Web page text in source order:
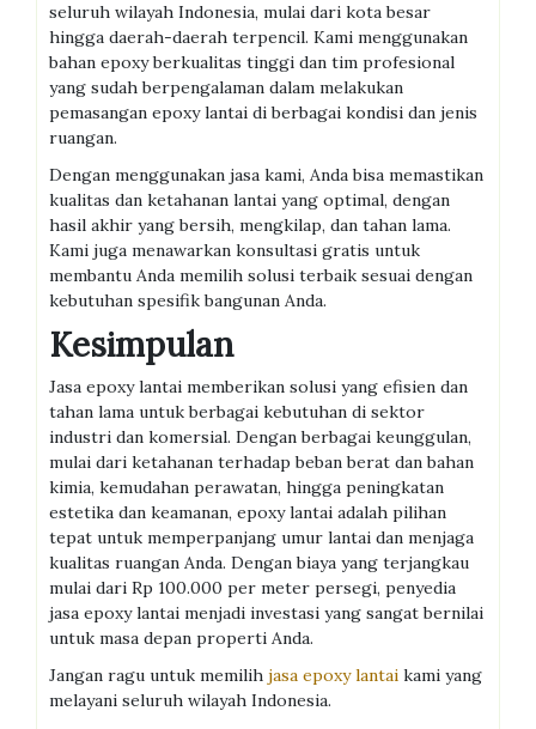
seluruh wilayah Indonesia, mulai dari kota besar
hingga daerah-daerah terpencil. Kami menggunakan
bahan epoxy berkualitas tinggi dan tim profesional
yang sudah berpengalaman dalam melakukan
pemasangan epoxy lantai di berbagai kondisi dan jenis
ruangan.
Dengan menggunakan jasa kami, Anda bisa memastikan
kualitas dan ketahanan lantai yang optimal, dengan
hasil akhir yang bersih, mengkilap, dan tahan lama.
Kami juga menawarkan konsultasi gratis untuk
membantu Anda memilih solusi terbaik sesuai dengan
kebutuhan spesifik bangunan Anda.
Kesimpulan
Jasa epoxy lantai memberikan solusi yang efisien dan
tahan lama untuk berbagai kebutuhan di sektor
industri dan komersial. Dengan berbagai keunggulan,
mulai dari ketahanan terhadap beban berat dan bahan
kimia, kemudahan perawatan, hingga peningkatan
estetika dan keamanan, epoxy lantai adalah pilihan
tepat untuk memperpanjang umur lantai dan menjaga
kualitas ruangan Anda. Dengan biaya yang terjangkau
mulai dari Rp 100.000 per meter persegi, penyedia
jasa epoxy lantai menjadi investasi yang sangat bernilai
untuk masa depan properti Anda.
Jangan ragu untuk memilih jasa epoxy lantai kami yang
melayani seluruh wilayah Indonesia.